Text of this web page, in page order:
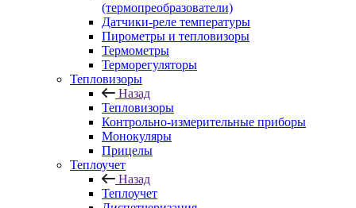
(термопреобразователи)
Датчики-реле температуры
Пирометры и тепловизоры
Термометры
Терморегуляторы
Тепловизоры
Назад
Тепловизоры
Контрольно-измерительные приборы
Монокуляры
Прицелы
Теплоучет
Назад
Теплоучет